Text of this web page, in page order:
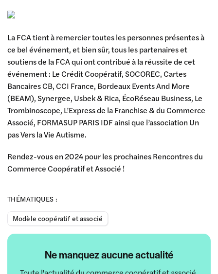
THÉMATIQUES :
Modèle coopératif et associé
Ne manquez aucune actualité
La FCA tient à remercier toutes les personnes présentes à
ce bel événement, et bien sûr, tous les partenaires et
soutiens de la FCA qui ont contribué à la réussite de cet
événement : Le Crédit Coopératif, SOCOREC, Cartes
Bancaires CB, CCI France, Bordeaux Events And More
(BEAM), Synergee, Usbek & Rica, ÉcoRéseau Business, Le
Trombinoscope, L’Express de la Franchise & du Commerce
Associé, FORMASUP PARIS IDF ainsi que l’association Un
pas Vers la Vie Autisme.
Rendez-vous en 2024 pour les prochaines Rencontres du
Commerce Coopératif et Associé !